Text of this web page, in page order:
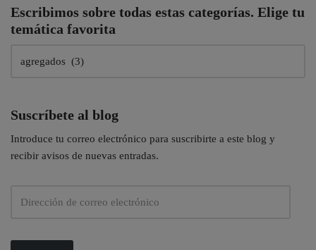
Escribimos sobre todas estas categorías. Elige tu
temática favorita
Suscríbete al blog
Introduce tu correo electrónico para suscribirte a este blog y
recibir avisos de nuevas entradas.